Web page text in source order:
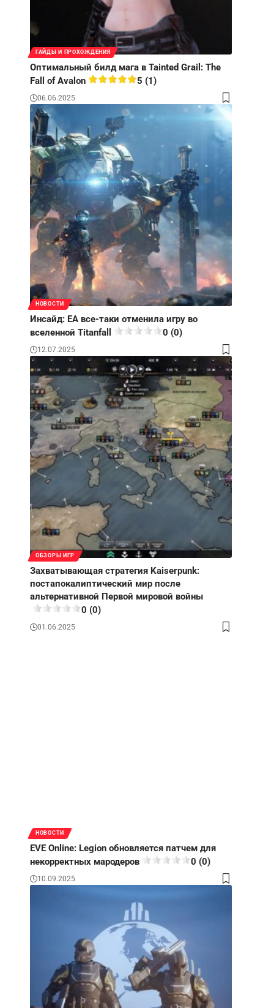
ГАЙДЫ И ПРОХОЖДЕНИЯ
Оптимальный билд мага в Tainted Grail: The
Fall of Avalon
5 (1)
06.06.2025
НОВОСТИ
Инсайд: ЕА все-таки отменила игру во
вселенной Titanfall
0 (0)
12.07.2025
ОБЗОРЫ ИГР
Захватывающая стратегия Kaiserpunk:
постапокалиптический мир после
альтернативной Первой мировой войны
0 (0)
01.06.2025
НОВОСТИ
EVE Online: Legion обновляется патчем для
некорректных мародеров
0 (0)
10.09.2025